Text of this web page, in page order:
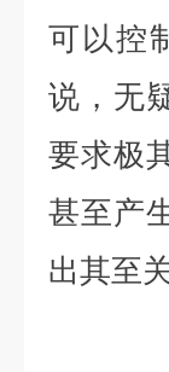
可以控
说，无
要求极
甚至产
出其至